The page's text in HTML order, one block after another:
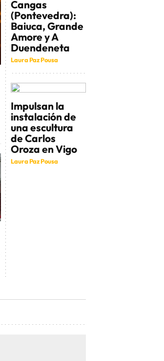
Cangas
(Pontevedra):
Baiuca, Grande
Amore y A
Duendeneta
Laura Paz Pousa
Impulsan la
instalación de
una escultura
de Carlos
Oroza en Vigo
Laura Paz Pousa